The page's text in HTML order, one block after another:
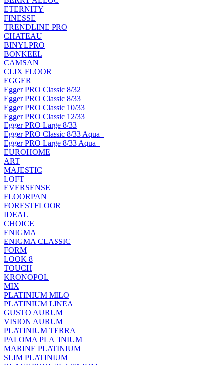
ETERNITY
FINESSE
TRENDLINE PRO
CHATEAU
BINYLPRO
BONKEEL
CAMSAN
CLIX FLOOR
EGGER
Egger PRO Classic 8/32
Egger PRO Classic 8/33
Egger PRO Classic 10/33
Egger PRO Classic 12/33
Egger PRO Large 8/33
Egger PRO Classic 8/33 Aqua+
Egger PRO Large 8/33 Aqua+
EUROHOME
ART
MAJESTIC
LOFT
EVERSENSE
FLOORPAN
FORESTFLOOR
IDEAL
CHOICE
ENIGMA
ENIGMA CLASSIC
FORM
LOOK 8
TOUCH
KRONOPOL
MIX
PLATINIUM MILO
PLATINIUM LINEA
GUSTO AURUM
VISION AURUM
PLATINIUM TERRA
PALOMA PLATINIUM
MARINE PLATINIUM
SLIM PLATINIUM